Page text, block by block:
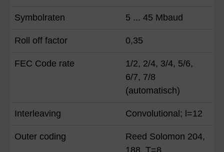
Symbolraten 5 ... 45 Mbaud
Roll off factor 0,35
FEC Code rate
1/2, 2/4, 3/4, 5/6,
6/7, 7/8
(automatisch)
Interleaving Convolutional; l=12
Outer coding
Reed Solomon 204,
188, T=8